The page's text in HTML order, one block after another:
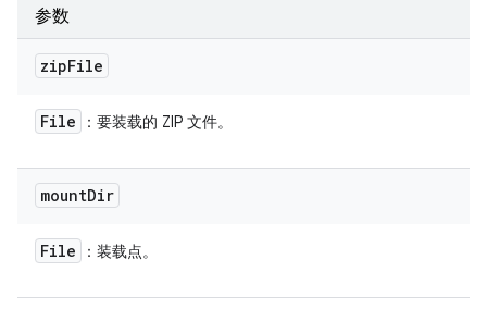
参数
zipFile
File ：要装载的 ZIP 文件。
mountDir
File ：装载点。